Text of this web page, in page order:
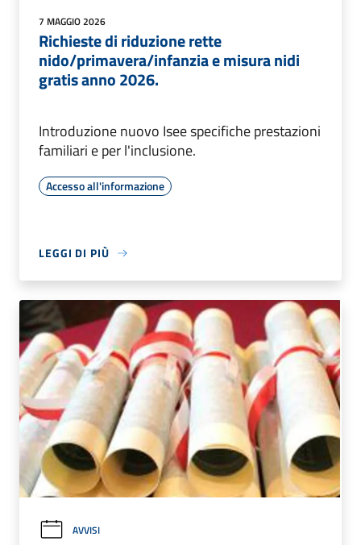
7 MAGGIO 2026
Richieste di riduzione rette
nido/primavera/infanzia e misura nidi
gratis anno 2026.
Introduzione nuovo Isee specifiche prestazioni
familiari e per l'inclusione.
Accesso all'informazione
LEGGI DI PIÙ
AVVISI